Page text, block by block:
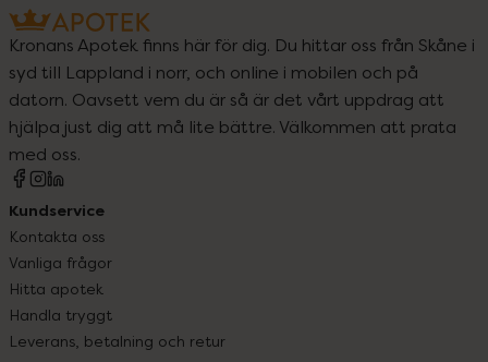
Kronans Apotek finns här för dig. Du hittar oss från Skåne i
syd till Lappland i norr, och online i mobilen och på
datorn. Oavsett vem du är så är det vårt uppdrag att
hjälpa just dig att må lite bättre. Välkommen att prata
med oss.
Kundservice
Kontakta oss
Vanliga frågor
Hitta apotek
Handla tryggt
Leverans, betalning och retur